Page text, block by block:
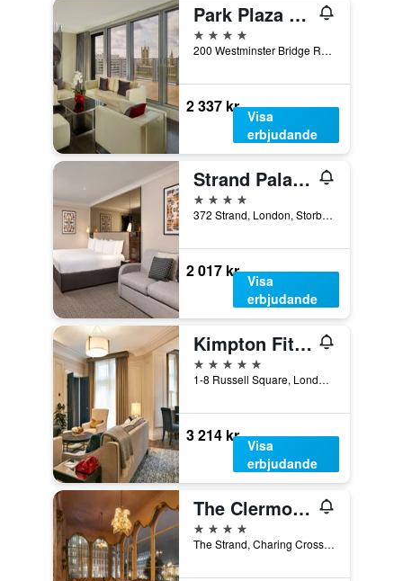
Park Plaza Westminster Bridge London
4 stjärnor
200 Westminster Bridge Road, London, Storbritannien
2 337 kr
Visa
erbjudande
Strand Palace Hotel
4 stjärnor
372 Strand, London, Storbritannien
2 017 kr
Visa
erbjudande
Kimpton Fitzroy London
5 stjärnor
1-8 Russell Square, London, Storbritannien
3 214 kr
Visa
erbjudande
The Clermont London, Charing Cross
4 stjärnor
The Strand, Charing Cross, London WC2N 5HX, London, Storbritannien